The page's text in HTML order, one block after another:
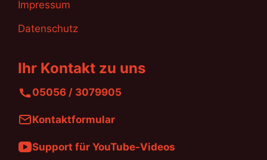
Impressum
Datenschutz
Ihr Kontakt zu uns
05056 / 3079905
Kontaktformular
Support für YouTube-Videos